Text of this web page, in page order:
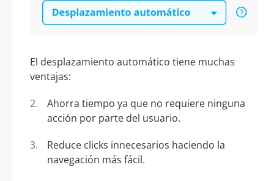
El desplazamiento automático tiene muchas
ventajas:
Ahorra tiempo ya que no requiere ninguna
acción por parte del usuario.
Reduce clicks innecesarios haciendo la
navegación más fácil.